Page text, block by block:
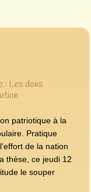
: Les dons
patriotique à la
Pratique
de la nation
thèse, ce jeudi 12
le souper